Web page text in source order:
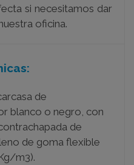
si necesitamos dar
oficina.
de
blanco o negro, con
de
de goma flexible
m3).